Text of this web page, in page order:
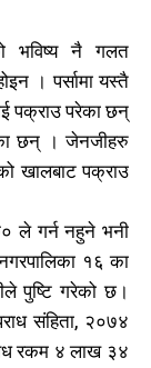
भविष्य नै गलत
। पर्सामा यस्तै
पक्राउ परेका छन्
छन् । जेनजीहरु
खालबाट पक्राउ
ले गर्न नहुने भनी
१६ का
पुष्टि गरेको छ।
संहिता, २०७४
रकम ४ लाख ३४